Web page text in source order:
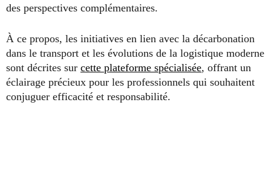
des perspectives complémentaires.
À ce propos, les initiatives en lien avec la décarbonation
dans le transport et les évolutions de la logistique moderne
sont décrites sur cette plateforme spécialisée, offrant un
éclairage précieux pour les professionnels qui souhaitent
conjuguer efficacité et responsabilité.